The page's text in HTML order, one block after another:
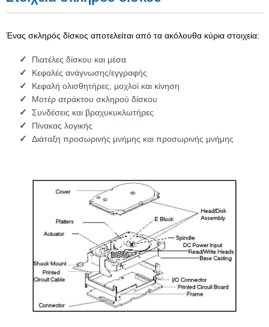
Ένας σκληρός δίσκος αποτελείται από τα ακόλουθα κύρια στοιχεία:
Πιατέλες δίσκου και μέσα
Κεφαλές ανάγνωσης/εγγραφής
Κεφαλή ολισθητήρες, μοχλοί και κίνηση
Μοτέρ ατράκτου σκληρού δίσκου
Συνδέσεις και βραχυκυκλωτήρες
Πίνακας λογικής
Διάταξη προσωρινής μνήμης και προσωρινής μνήμης